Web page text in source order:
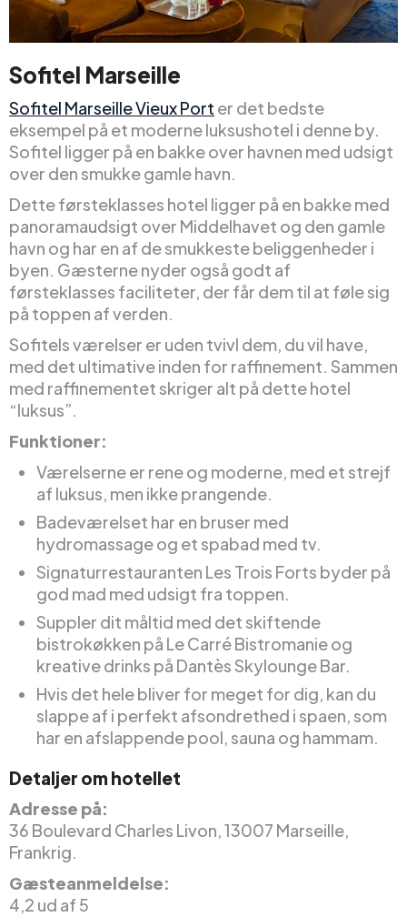
Sofitel Marseille
Sofitel Marseille Vieux Port er det bedste
eksempel på et moderne luksushotel i denne by.
Sofitel ligger på en bakke over havnen med udsigt
over den smukke gamle havn.
Dette førsteklasses hotel ligger på en bakke med
panoramaudsigt over Middelhavet og den gamle
havn og har en af de smukkeste beliggenheder i
byen. Gæsterne nyder også godt af
førsteklasses faciliteter, der får dem til at føle sig
på toppen af verden.
Sofitels værelser er uden tvivl dem, du vil have,
med det ultimative inden for raffinement. Sammen
med raffinementet skriger alt på dette hotel
“luksus”.
Funktioner:
Værelserne er rene og moderne, med et strejf
af luksus, men ikke prangende.
Badeværelset har en bruser med
hydromassage og et spabad med tv.
Signaturrestauranten Les Trois Forts byder på
god mad med udsigt fra toppen.
Suppler dit måltid med det skiftende
bistrokøkken på Le Carré Bistromanie og
kreative drinks på Dantès Skylounge Bar.
Hvis det hele bliver for meget for dig, kan du
slappe af i perfekt afsondrethed i spaen, som
har en afslappende pool, sauna og hammam.
Detaljer om hotellet
Adresse på:
36 Boulevard Charles Livon, 13007 Marseille,
Frankrig.
Gæsteanmeldelse:
4,2 ud af 5